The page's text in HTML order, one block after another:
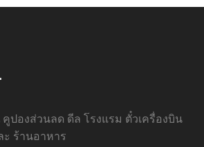
ปองส่วนลด ดีล โรงแรม ตั๋วเครื่องบิน
ะ ร้านอาหาร